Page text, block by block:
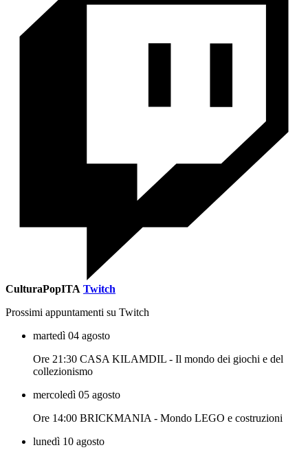
CulturaPopITA Twitch
Prossimi appuntamenti su Twitch
martedì 04 agosto
Ore 21:30 CASA KILAMDIL - Il mondo dei giochi e del
collezionismo
mercoledì 05 agosto
Ore 14:00 BRICKMANIA - Mondo LEGO e costruzioni
lunedì 10 agosto